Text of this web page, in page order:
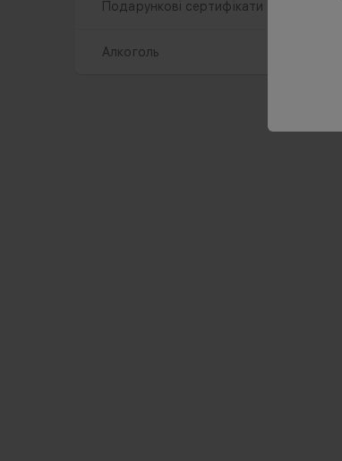
Подарункові сертифікати
Алкоголь